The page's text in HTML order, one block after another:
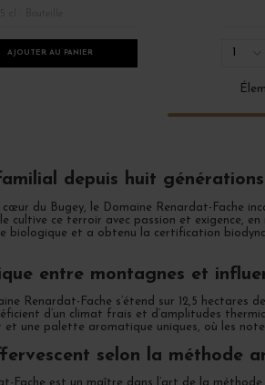
AJOUTER AU PANIER
depuis huit générations
du Bugey, le Domaine Renardat-Fache
cultive ce terroir avec passion et exigence,
biologique et a obtenu la certification
entre montagnes et
Renardat-Fache s’étend sur 12,5
d’un climat frais et d’amplitudes
et une palette aromatique uniques, où les
selon la méthode